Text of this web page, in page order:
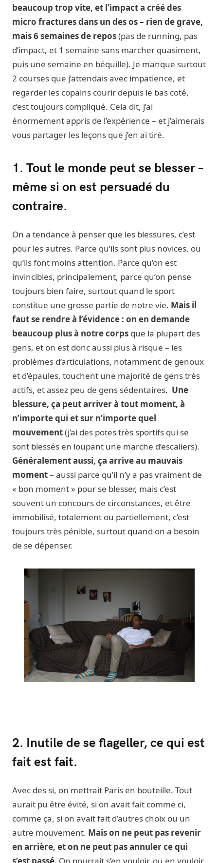
beaucoup trop vite, et l’impact a créé des
micro fractures dans un des os – rien de grave,
mais 6 semaines de repos(pas de running, pas
d’impact, et 1 semaine sans marcher quasiment,
puis une semaine en béquille). Je manque surtout
2 courses que j’attendais avec impatience, et
regarder les copains courir depuis le bas coté,
c’est toujours compliqué. Cela dit, j’ai
énormement appris de l’expérience – et j’aimerais
vous partager les leçons que j’en ai tiré.
1. Tout le monde peut se blesser –
même si on est persuadé du
contraire.
On a tendance à penser que les blessures, c’est
pour les autres. Parce qu’ils sont plus novices, ou
qu’ils font moins attention. Parce qu’on est
invincibles, principalement, parce qu’on pense
toujours bien faire, surtout quand le sport
constitue une grosse partie de notre vie. Mais il
faut se rendre à l’évidence : on en demande
beaucoup plus à notre corps que la plupart des
gens, et on est donc aussi plus à risque – les
problèmes d’articulations, notamment de genoux
et d’épaules, touchent une majorité de gens très
actifs, et assez peu de gens sédentaires. Une
blessure, ça peut arriver à tout moment, à
n’importe qui et sur n’importe quel
mouvement(j’ai des potes très sportifs qui se
sont blessés en loupant une marche d’escaliers).
Généralement aussi, ça arrive au mauvais
moment– aussi parce qu’il n’y a pas vraiment de
« bon moment » pour se blesser, mais c’est
souvent un concours de circonstances, et être
immobilisé, totalement ou partiellement, c’est
toujours très pénible, surtout quand on a besoin
de se dépenser.
2. Inutile de se flageller, ce qui est
fait est fait.
Avec des si, on mettrait Paris en bouteille. Tout
aurait pu être évité, si on avait fait comme ci,
comme ça, si on avait fait d’autres choix ou un
autre mouvement. Mais on ne peut pas revenir
en arrière, et on ne peut pas annuler ce qui